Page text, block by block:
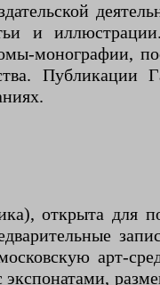
и
монографии,
Публикации
открыта
арт-